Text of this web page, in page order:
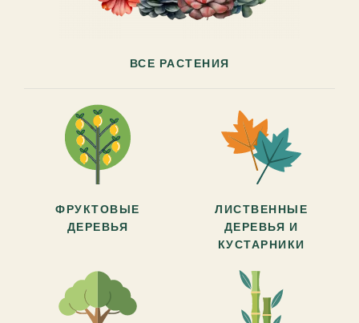
ВСЕ РАСТЕНИЯ
ФРУКТОВЫЕ
ДЕРЕВЬЯ
ЛИСТВЕННЫЕ
ДЕРЕВЬЯ И
КУСТАРНИКИ